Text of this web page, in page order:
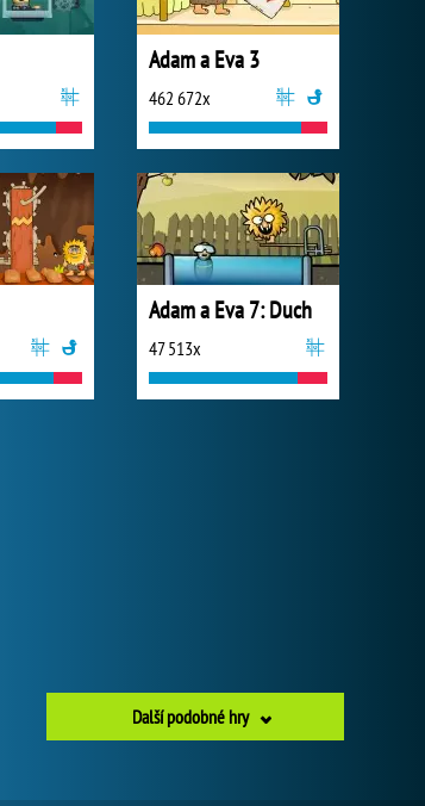
Adam a Eva 3
462 672x
Adam a Eva 7: Duch
47 513x
Další podobné hry